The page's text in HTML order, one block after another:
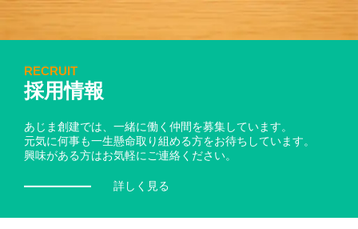
RECRUIT
採用情報
あじま創建では、一緒に働く仲間を募集しています。
元気に何事も一生懸命取り組める方をお待ちしています。
興味がある方はお気軽にご連絡ください。
詳しく見る